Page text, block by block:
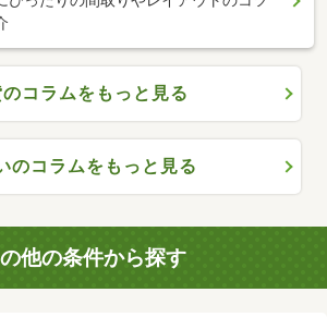
コラムをもっと見る
のコラムをもっと見る
他の条件から探す